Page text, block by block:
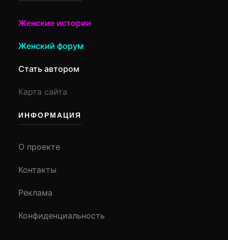
Женские истории
Женский форум
Стать автором
Карта сайта
ИНФОРМАЦИЯ
О проекте
Контакты
Реклама
Конфиденциальность